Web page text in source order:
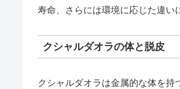
寿命、さらには環境に応じた違い
クシャルダオラの体と脱皮
クシャルダオラは金属的な体を